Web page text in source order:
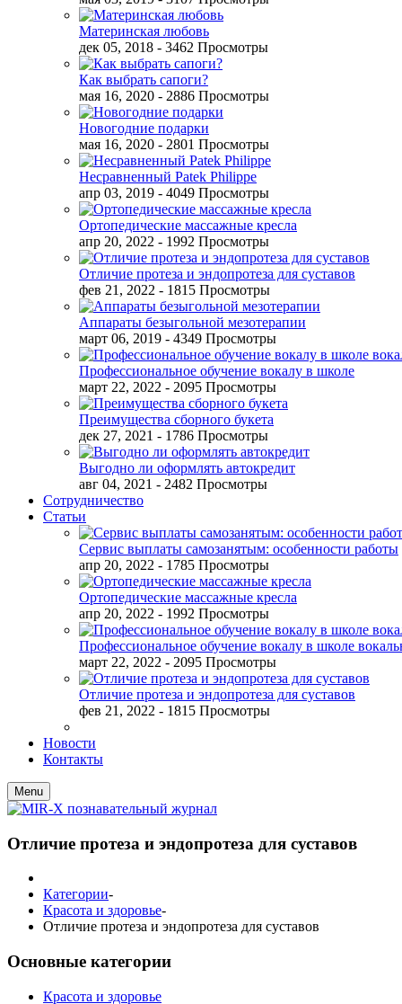
Материнская любовь
дек 05, 2018 - 3462 Просмотры
Как выбрать сапоги?
мая 16, 2020 - 2886 Просмотры
Новогодние подарки
мая 16, 2020 - 2801 Просмотры
Несравненный Patek Philippe
апр 03, 2019 - 4049 Просмотры
Ортопедические массажные кресла
апр 20, 2022 - 1992 Просмотры
Отличие протеза и эндопротеза для суставов
фев 21, 2022 - 1815 Просмотры
Аппараты безыгольной мезотерапии
март 06, 2019 - 4349 Просмотры
Профессиональное обучение вокалу в школе
март 22, 2022 - 2095 Просмотры
Преимущества сборного букета
дек 27, 2021 - 1786 Просмотры
Выгодно ли оформлять автокредит
авг 04, 2021 - 2482 Просмотры
Сотрудничество
Статьи
Сервис выплаты самозанятым: особенности работы
апр 20, 2022 - 1785 Просмотры
Ортопедические массажные кресла
апр 20, 2022 - 1992 Просмотры
Профессиональное обучение вокалу в школе
март 22, 2022 - 2095 Просмотры
Отличие протеза и эндопротеза для суставов
фев 21, 2022 - 1815 Просмотры
Новости
Контакты
Menu
Отличие протеза и эндопротеза для суставов
Категории-
Красота и здоровье-
Отличие протеза и эндопротеза для суставов
Основные категории
Красота и здоровье